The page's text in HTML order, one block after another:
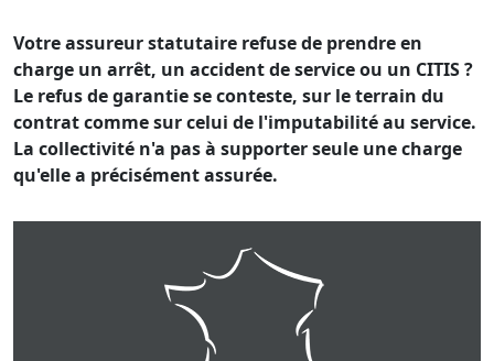
Votre assureur statutaire refuse de prendre en
charge un arrêt, un accident de service ou un CITIS ?
Le refus de garantie se conteste, sur le terrain du
contrat comme sur celui de l'imputabilité au service.
La collectivité n'a pas à supporter seule une charge
qu'elle a précisément assurée.